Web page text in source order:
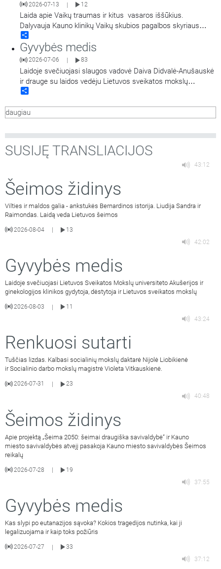
2026-07-13 | 12
Laida apie Vaikų traumas ir kitus vasaros iššūkius.
Dalyvauja Kauno klinikų Vaikų skubios pagalbos skyriaus
vadovas dr. Algirdas Dagys ir Vaikų intensyviosios terapijos
skyriaus vadovė doc. dr. Ilona Razlevičė, kalbina Kauno klinikų
dvasinė asistentė Svetlana Adler-Mikulėnienė. Laidoje
minimos nuorodos: Pacientas gali būti priskirtas…
Gyvybės medis
2026-07-06 83
Laidoje svečiuojasi slaugos vadovė Daiva Didvalė-Anušauskė
ir drauge su laidos vedėju Lietuvos sveikatos mokslų
universiteto Medicinos fakulteto dekanu prof. Andriumi Macu
augti, siekti ir pasiekti?
daugiau
SUSIJĘ TRANSLIACIJOS
43:12
Šeimos židinys
Vilties ir maldos galia - ankstukės Bernardinos istorija. Liudija Sandra ir
Raimondas. Laidą veda Lietuvos šeimos
2026-08-04
13
42:02
Gyvybės medis
Laidoje svečiuojasi Lietuvos Sveikatos Mokslų universiteto Akušerijos ir
ginekologijos klinikos gydytoja, dėstytoja ir Lietuvos sveikatos mokslų
2026-08-03 |
11
43:24
Renkuosi sutarti
Tuščias lizdas. Kalbasi socialinių mokslų daktarė Nijolė Liobikienė
ir Socialinio darbo mokslų magistrė Violeta Vitkauskienė.
2026-07-31
23
40:48
Šeimos židinys
Apie projektą „Šeima 2050: šeimai draugiška savivaldybė“ ir Kauno
miesto savivaldybės atvejį pasakoja Kauno miesto savivaldybės Šeimos
reikalų
2026-07-28
19
37:55
Gyvybės medis
Kas slypi po eutanazijos sąvoka? Kokios tragedijos nutinka, kai ji
legalizuojama ir kaip toks požiūris
2026-07-27 |
33
37:12